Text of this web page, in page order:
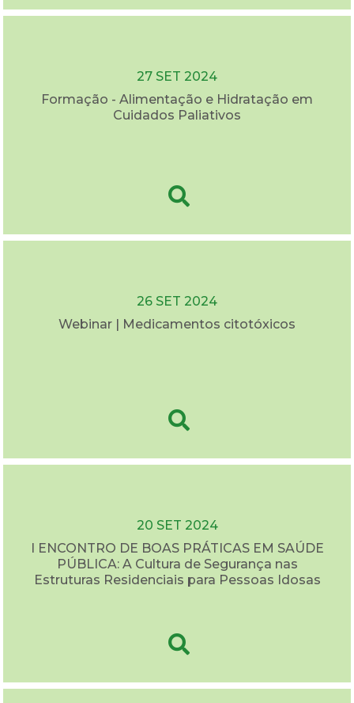
27 SET 2024
Formação - Alimentação e Hidratação em
Cuidados Paliativos
26 SET 2024
Webinar | Medicamentos citotóxicos
20 SET 2024
I ENCONTRO DE BOAS PRÁTICAS EM SAÚDE
PÚBLICA: A Cultura de Segurança nas
Estruturas Residenciais para Pessoas Idosas